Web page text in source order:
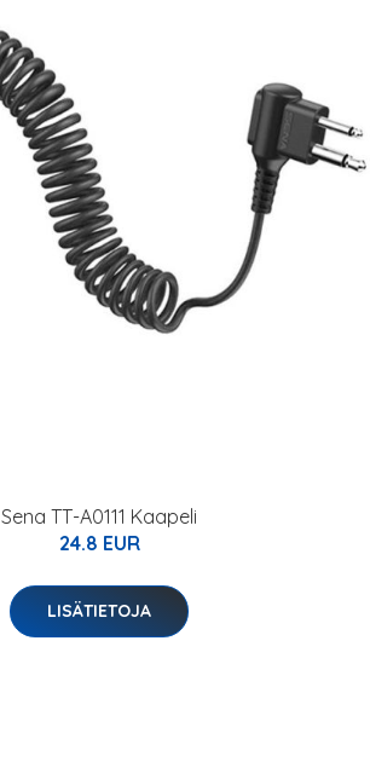
Sena TT-A0111 Kaapeli
24.8 EUR
LISÄTIETOJA